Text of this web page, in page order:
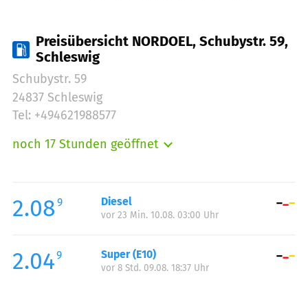
Preisübersicht NORDOEL, Schubystr. 59,
Schleswig
Schubystr. 59
24837 Schleswig
Tel: +494621988577
noch 17 Stunden geöffnet
Mittwoch:
05:00-23:00
Donnerstag:
Samstag:
06:00-23:00
Sonntag:
2.08 9 Diesel
vor 23 Min. 10.08. 03:00 Uhr
2.049 Super (E10)
vor 8 Std. 09.08. 18:37 Uhr